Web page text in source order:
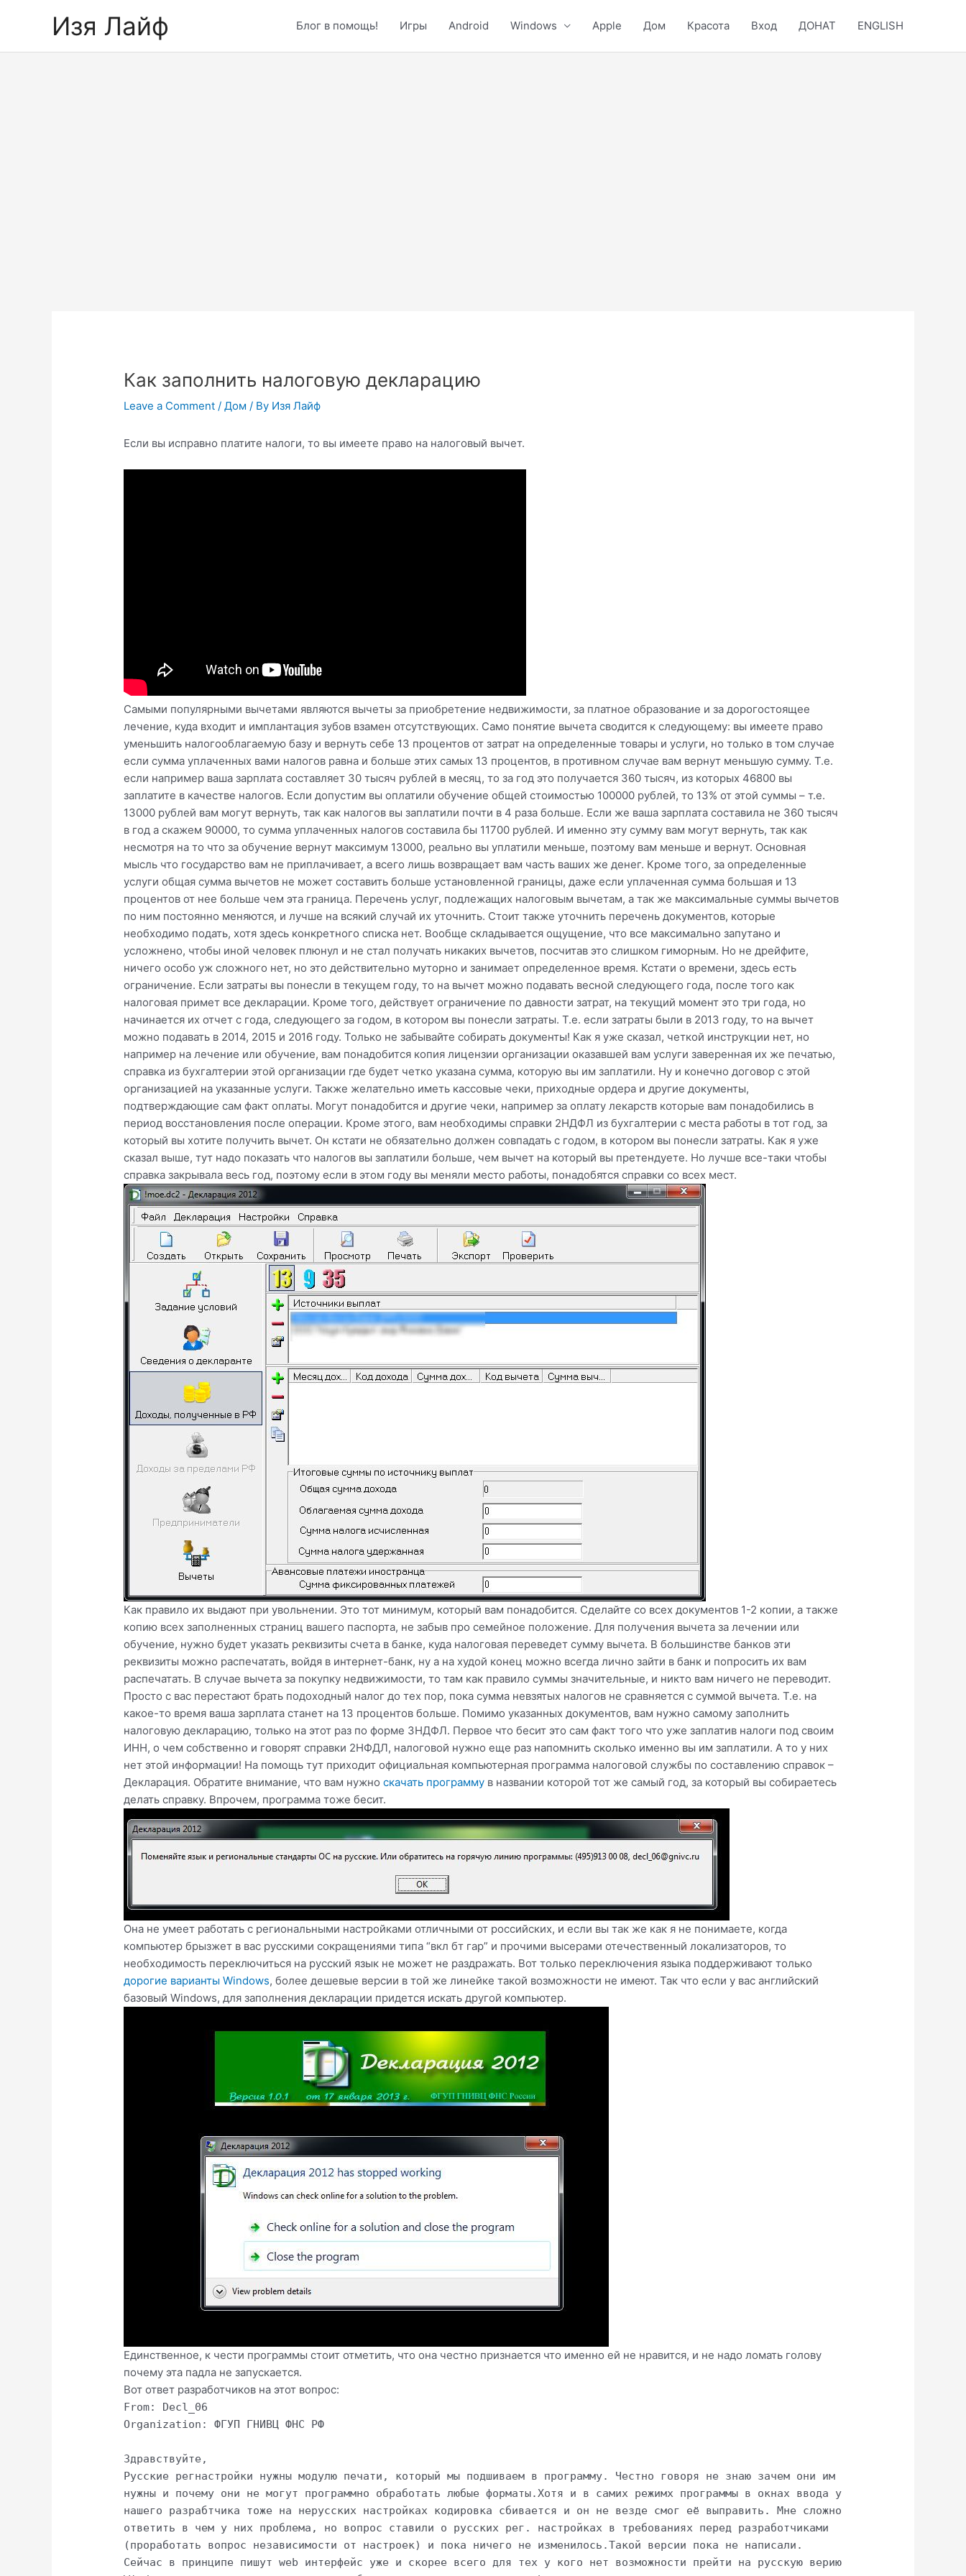
Изя Лайф Блог в помощь! Игры Android Windows Apple Дом Красота Вход ДОНАТ ENGLISH
Как заполнить налоговую декларацию
Leave a Comment /Дом / By Изя Лайф
Если вы исправно платите налоги, то вы имеете право на налоговый вычет.
Самыми популярными вычетами являются вычеты за приобретение недвижимости, за платное образование и за дорогостоящее
лечение, куда входит и имплантация зубов взамен отсутствующих. Само понятие вычета сводится к следующему: вы имеете право
уменьшить налогооблагаемую базу и вернуть себе 13 процентов от затрат на определенные товары и услуги, но только в том случае
если сумма уплаченных вами налогов равна и больше этих самых 13 процентов, в противном случае вам вернут меньшую сумму. Т.е.
если например ваша зарплата составляет 30 тысяч рублей в месяц, то за год это получается 360 тысяч, из которых 46800 вы
заплатите в качестве налогов. Если допустим вы оплатили обучение общей стоимостью 100000 рублей, то 13% от этой суммы – т.е.
13000 рублей вам могут вернуть, так как налогов вы заплатили почти в 4 раза больше. Если же ваша зарплата составила не 360 тысяч
в год а скажем 90000, то сумма уплаченных налогов составила бы 11700 рублей. И именно эту сумму вам могут вернуть, так как
несмотря на то что за обучение вернут максимум 13000, реально вы уплатили меньше, поэтому вам меньше и вернут. Основная
мысль что государство вам не приплачивает, а всего лишь возвращает вам часть ваших же денег. Кроме того, за определенные
услуги общая сумма вычетов не может составить больше установленной границы, даже если уплаченная сумма большая и 13
процентов от нее больше чем эта граница. Перечень услуг, подлежащих налоговым вычетам, а так же максимальные суммы вычетов
по ним постоянно меняются, и лучше на всякий случай их уточнить. Стоит также уточнить перечень документов, которые
необходимо подать, хотя здесь конкретного списка нет. Вообще складывается ощущение, что все максимально запутано и
усложнено, чтобы иной человек плюнул и не стал получать никаких вычетов, посчитав это слишком гиморным. Но не дрейфите,
ничего особо уж сложного нет, но это действительно муторно и занимает определенное время. Кстати о времени, здесь есть
ограничение. Если затраты вы понесли в текущем году, то на вычет можно подавать весной следующего года, после того как
налоговая примет все декларации. Кроме того, действует ограничение по давности затрат, на текущий момент это три года, но
начинается их отчет с года, следующего за годом, в котором вы понесли затраты. Т.е. если затраты были в 2013 году, то на вычет
можно подавать в 2014, 2015 и 2016 году. Только не забывайте собирать документы! Как я уже сказал, четкой инструкции нет, но
например на лечение или обучение, вам понадобится копия лицензии организации оказавшей вам услуги заверенная их же печатью,
справка из бухгалтерии этой организации где будет четко указана сумма, которую вы им заплатили. Ну и конечно договор с этой
организацией на указанные услуги. Также желательно иметь кассовые чеки, приходные ордера и другие документы,
подтверждающие сам факт оплаты. Могут понадобится и другие чеки, например за оплату лекарств которые вам понадобились в
период восстановления после операции. Кроме этого, вам необходимы справки 2НДФЛ из бухгалтерии с места работы в тот год, за
который вы хотите получить вычет. Он кстати не обязательно должен совпадать с годом, в котором вы понесли затраты. Как я уже
сказал выше, тут надо показать что налогов вы заплатили больше, чем вычет на который вы претендуете. Но лучше все-таки чтобы
справка закрывала весь год, поэтому если в этом году вы меняли место работы, понадобятся справки со всех мест.
Как правило их выдают при увольнении. Это тот минимум, который вам понадобится. Сделайте со всех документов 1-2 копии, а также
копию всех заполненных страниц вашего паспорта, не забыв про семейное положение. Для получения вычета за лечении или
обучение, нужно будет указать реквизиты счета в банке, куда налоговая переведет сумму вычета. В большинстве банков эти
реквизиты можно распечатать, войдя в интернет-банк, ну а на худой конец можно всегда лично зайти в банк и попросить их вам
распечатать. В случае вычета за покупку недвижимости, то там как правило суммы значительные, и никто вам ничего не переводит.
Просто с вас перестают брать подоходный налог до тех пор, пока сумма невзятых налогов не сравняется с суммой вычета. Т.е. на
какое-то время ваша зарплата станет на 13 процентов больше. Помимо указанных документов, вам нужно самому заполнить
налоговую декларацию, только на этот раз по форме 3НДФЛ. Первое что бесит это сам факт того что уже заплатив налоги под своим
ИНН, о чем собственно и говорят справки 2НФДЛ, налоговой нужно еще раз напомнить сколько именно вы им заплатили. А то у них
нет этой информации! На помощь тут приходит официальная компьютерная программа налоговой службы по составлению справок –
Декларация. Обратите внимание, что вам нужноскачать программу в названии которой тот же самый год, за который вы собираетесь
делать справку. Впрочем, программа тоже бесит.
Она не умеет работать с региональными настройками отличными от российских, и если вы так же как я не понимаете, когда
компьютер брызжет в вас русскими сокращениями типа “вкл бт гар” и прочими высерами отечественный локализаторов, то
необходимость переключиться на русский язык не может не раздражать. Вот только переключения языка поддерживают только
дорогие варианты Windows, более дешевые версии в той же линейке такой возможности не имеют. Так что если у вас английский
базовый Windows, для заполнения декларации придется искать другой компьютер.
Единственное, к чести программы стоит отметить, что она честно признается что именно ей не нравится, и не надо ломать голову
почему эта падла не запускается.
Вот ответ разработчиков на этот вопрос:
From: Decl_06
Organization: ФГУП ГНИВЦ ФНС РФ
Здравствуйте,
Русские регнастройки нужны модулю печати, который мы подшиваем в программу. Честно говоря не знаю зачем они им
нужны и почему они не могут программно обработать любые форматы.Хотя и в самих режимх программы в окнах ввода у
нашего разрабтчика тоже на нерусских настройках кодировка сбивается и он не везде смог её выправить. Мне сложно
ответить в чем у них проблема, но вопрос ставили о русских рег. настройках в требованиях перед разработчиками
(проработать вопрос независимости от настроек) и пока ничего не изменилось.Такой версии пока не написали.
Сейчас в принципе пишут web интерфейс уже и скорее всего для тех у кого нет возможности прейти на русскую верию